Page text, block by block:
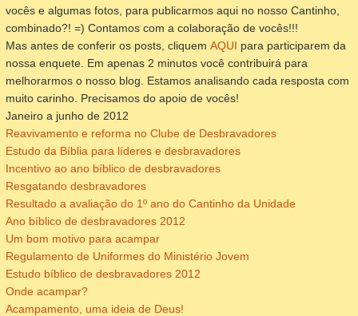
vocês e algumas fotos, para publicarmos aqui no nosso Cantinho,
combinado?! =) Contamos com a colaboração de vocês!!!
Mas antes de conferir os posts, cliquem AQUI para participarem da
nossa enquete. Em apenas 2 minutos você contribuirá para
melhorarmos o nosso blog. Estamos analisando cada resposta com
muito carinho. Precisamos do apoio de vocês!
Janeiro a junho de 2012
Reavivamento e reforma no Clube de Desbravadores
Estudo da Bíblia para líderes e desbravadores
Incentivo ao ano bíblico de desbravadores
Resgatando desbravadores
Resultado a avaliação do 1º ano do Cantinho da Unidade
Ano bíblico de desbravadores 2012
Um bom motivo para acampar
Regulamento de Uniformes do Ministério Jovem
Estudo bíblico de desbravadores 2012
Onde acampar?
Acampamento, uma ideia de Deus!